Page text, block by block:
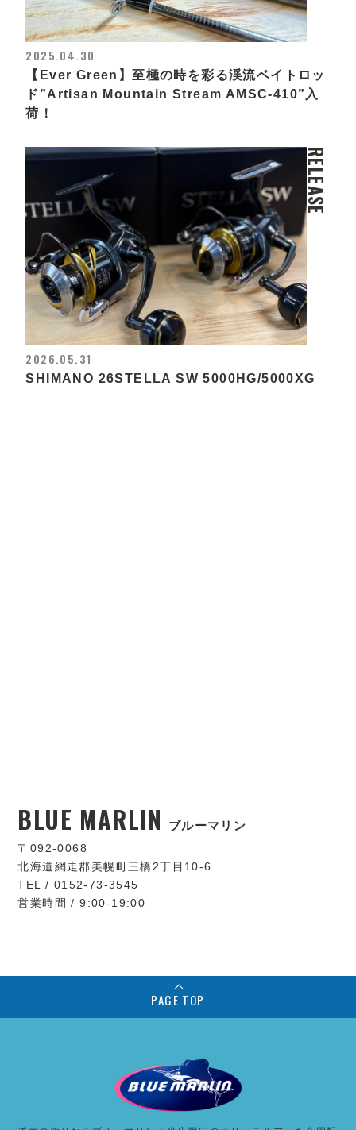
2025.04.30
【Ever Green】至極の時を彩る渓流ベイトロッ
ド”Artisan Mountain Stream AMSC-410”入
荷！
RELEASE
2026.05.31
SHIMANO 26STELLA SW 5000HG/5000XG
BLUE MARLIN ブルーマリン
〒092-0068
北海道網走郡美幌町三橋2丁目10-6
TEL / 0152-73-3545
営業時間 / 9:00-19:00
PAGE TOP